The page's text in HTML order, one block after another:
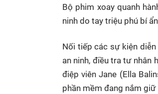
Bộ phim xoay quanh
ninh do tay triệu phú bí
Nối tiếp các sự kiện
an ninh, điều tra tư nhân
điệp viên Jane (Ella
phần mềm đang nắm